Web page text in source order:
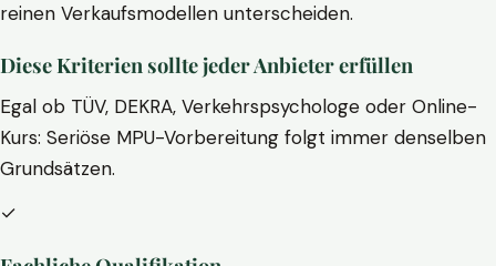
reinen Verkaufsmodellen unterscheiden.
Diese Kriterien sollte jeder Anbieter erfüllen
Egal ob TÜV, DEKRA, Verkehrspsychologe oder Online-
Kurs: Seriöse MPU-Vorbereitung folgt immer denselben
Grundsätzen.
✓